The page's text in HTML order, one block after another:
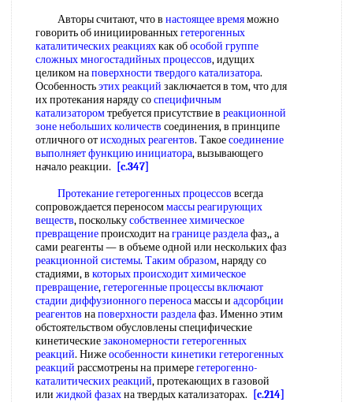
Авторы считают, что в настоящее времяможно
говорить об инициированныхгетерогенных
каталитических реакцияхкак обособой группе
сложных многостадийных процессов, идущих
целиком наповерхности твердого катализатора.
Особенностьэтих реакций заключается в том, что для
их протекания наряду соспецифичным
катализаторомтребуется присутствие в реакционной
зоненебольших количеств соединения, в принципе
отличного отисходных реагентов. Такоесоединение
выполняетфункцию инициатора, вызывающего
начало реакции.
[c.347]
Протекание гетерогенных процессов всегда
сопровождается переносоммассы реагирующих
веществ, посколькусобственнее химическое
превращениепроисходит награнице разделафаз,, а
сами реагенты — в объеме одной или нескольких фаз
реакционной системы. Таким образом, наряду со
стадиями, в которых происходитхимическое
превращение,гетерогенные процессывключают
стадии диффузионного переносамассы и адсорбции
реагентов наповерхности разделафаз. Именно этим
обстоятельством обусловлены специфические
кинетическиезакономерности гетерогенных
реакций. Нижеособенности кинетики гетерогенных
реакций рассмотрены на примерегетерогенно-
каталитических реакций, протекающих в газовой
или жидкой фазахна твердых катализаторах. [c.214]